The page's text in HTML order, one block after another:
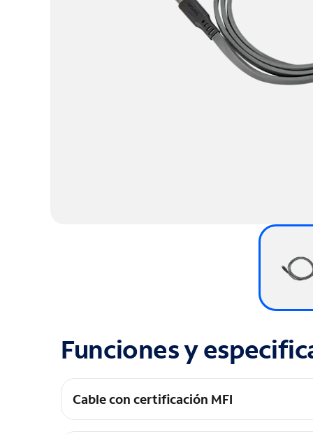
Funciones y
Cable con certificación MFI